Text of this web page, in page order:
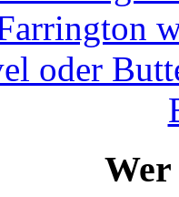
oder